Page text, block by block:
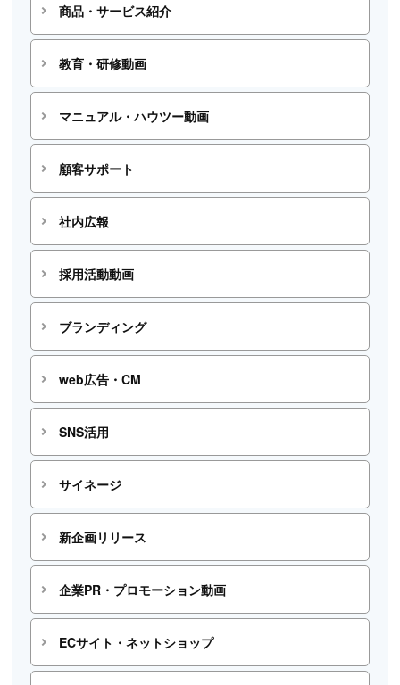
商品・サービス紹介
教育・研修動画
マニュアル・ハウツー動画
顧客サポート
社内広報
採用活動動画
ブランディング
web広告・CM
SNS活用
サイネージ
新企画リリース
企業PR・プロモーション動画
ECサイト・ネットショップ